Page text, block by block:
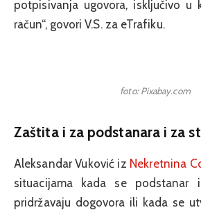
potpisivanja ugovora, isključivo u
račun“, govori V.S. za eTrafiku.
foto: Pixabay.com
Zaštita i za podstanara i za
Aleksandar Vuković iz Nekretnina
situacijama kada se podstanar
pridržavaju dogovora ili kada se